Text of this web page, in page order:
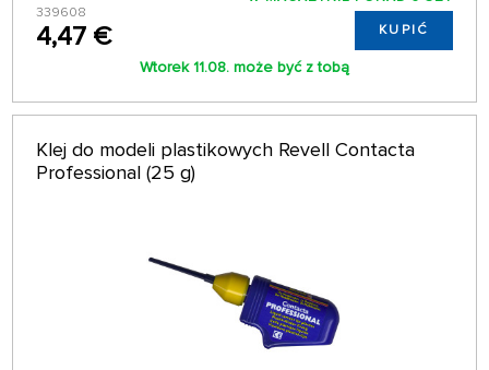
339608
4,47 € KUPIĆ
Wtorek 11.08. może być z tobą
Klej do modeli plastikowych Revell Contacta
Professional (25 g)